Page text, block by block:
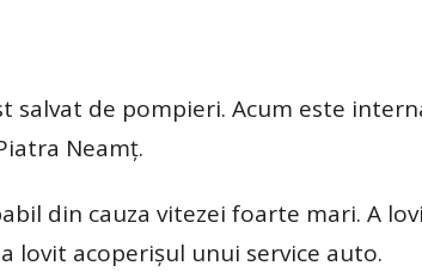
salvat de pompieri. Acum este
Neamţ.
din cauza vitezei foarte mari. A
lovit acoperişul unui service auto.